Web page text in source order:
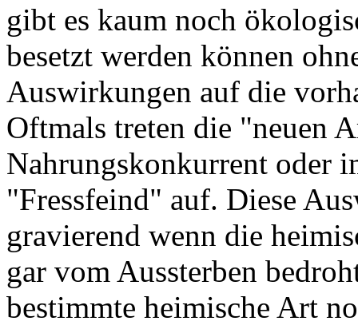
gibt es kaum noch
besetzt werden können
Auswirkungen auf die
Oftmals treten die "neuen
Nahrungskonkurrent oder
"Fressfeind" auf. Diese
gravierend wenn die
gar vom Aussterben
bestimmte heimische Art